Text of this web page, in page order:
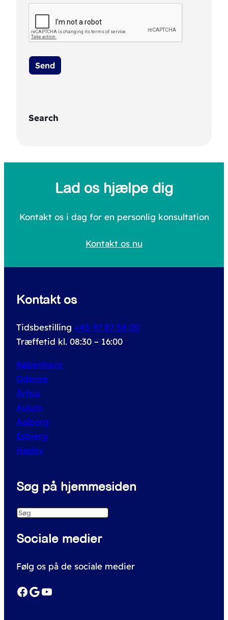
Search
e
c
r
Lad os hjælpe dig
Kontakt os i dag for en personlig konsultation
Kontakt os nu
Kontakt os
Tidsbestilling +45 97 87 58 00
Træffetid kl. 08:30 – 16:00
København
Odense
Århus
Aulum
Aalborg
Esbjerg
Haslev
Søg på hjemmesiden
S
a
c
h
Sociale medier
Følg os på de sociale medier
Facebook Google YouTube